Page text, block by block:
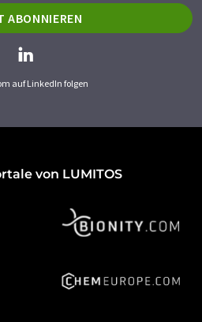
ABONNIEREN
auf LinkedIn folgen
von LUMITOS